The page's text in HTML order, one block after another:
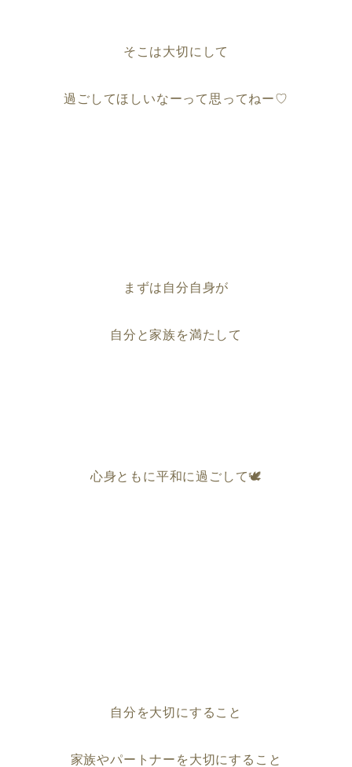
そこは大切にして
過ごしてほしいなーって思ってねー♡
まずは自分自身が
自分と家族を満たして
心身ともに平和に過ごして🕊
自分を大切にすること
家族やパートナーを大切にすること